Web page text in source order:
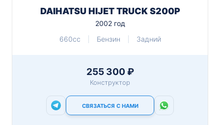
DAIHATSU HIJET TRUCK S200P
2002 год
660cc
Бензин Задний
255 300 ₽
Конструктор
СВЯЗАТЬСЯ С НАМИ